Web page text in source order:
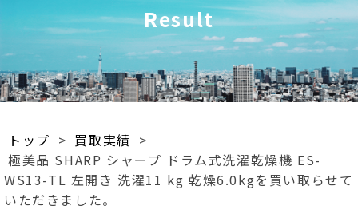
Result
トップ > 買取実績 >
極美品 SHARP シャープ ドラム式洗濯乾燥機 ES-
WS13-TL 左開き 洗濯11 kg 乾燥6.0kgを買い取らせて
いただきました。